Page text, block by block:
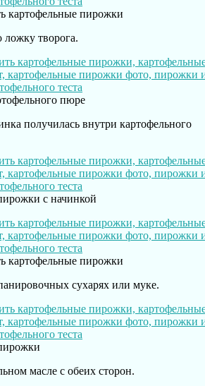
картофельные пирожки
творога.
пюре
получилась внутри картофельного
с начинкой
картофельные пирожки
сухарях или муке.
масле с обеих сторон.